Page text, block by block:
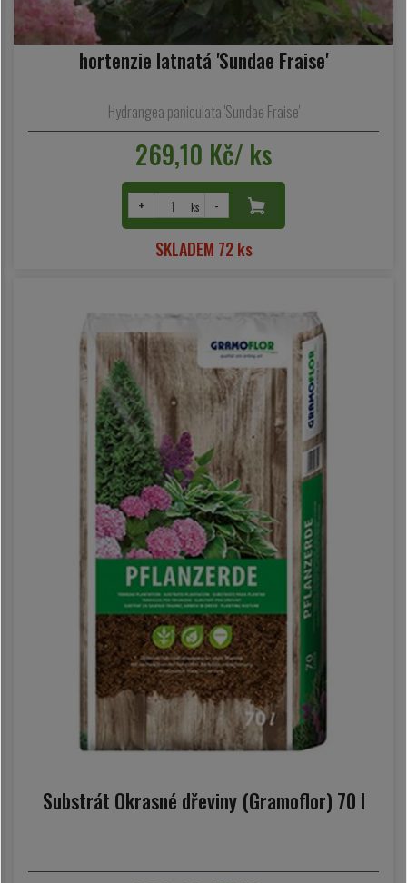
hortenzie latnatá 'Sundae Fraise'
Hydrangea paniculata 'Sundae Fraise'
269,10 Kč/ ks
+ ks -
SKLADEM 72 ks
Substrát Okrasné dřeviny (Gramoflor) 70 l